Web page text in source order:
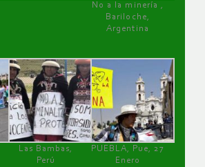
No a la minería ,
Bariloche,
Argentina
Las Bambas,
Perú
PUEBLA, Pue, 27
Enero